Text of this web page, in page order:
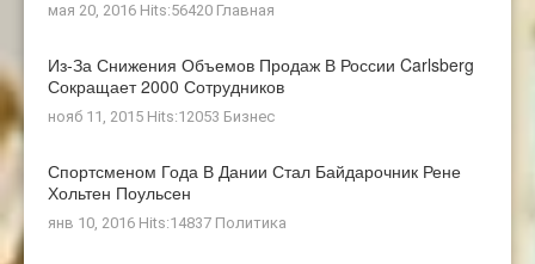
мая 20, 2016 Hits:56420 Главная
Из-За Снижения Объемов Продаж В России Carlsberg
Сокращает 2000 Сотрудников
нояб 11, 2015 Hits:12053 Бизнес
Спортсменом Года В Дании Стал Байдарочник Рене
Хольтен Поульсен
янв 10, 2016 Hits:14837 Политика